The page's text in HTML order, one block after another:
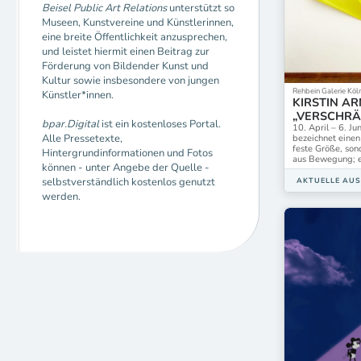
Beisel Public Art Relationsunterstützt so
Museen, Kunstvereine und Künstlerinnen,
eine breite Öffentlichkeit anzusprechen,
und leistet hiermit einen Beitrag zur
Förderung von Bildender Kunst und
Kultur sowie insbesondere von jungen
Künstler*innen.
bpar.Digitalist ein kostenloses Portal.
Alle Pressetexte,
Hintergrundinformationen und Fotos
können - unter Angebe der Quelle -
selbstverständlich kostenlos genutzt
werden.
Galarie
Galerie
Galerie
Galerie
Galerie
Galerie
Galerie
Galerie
Galerie
Galerie
Galerie
Galerie
Galerie
Galerie Kley
Galerie M +
Galerie
Galerie
Galerie
Rehbein Galerie
KIRSTIN
10. April – 6.
bezeichnet
feste Größe,
aus Bewegung;
AKTUELLE